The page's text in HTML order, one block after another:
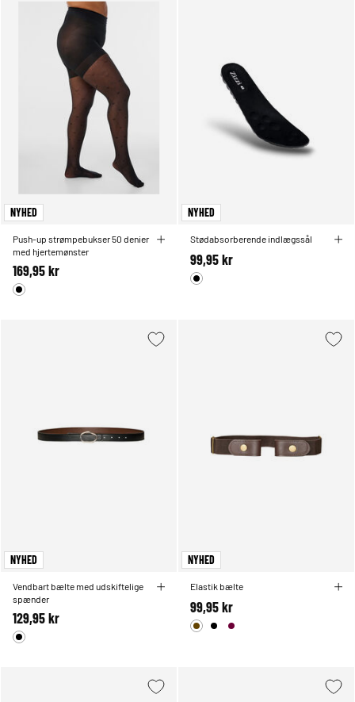
NYHED
Push-up strømpebukser 50 denier
med hjertemønster
169,95 kr
NYHED
Stødabsorberende indlægssål
99,95 kr
NYHED
Vendbart bælte med udskiftelige
spænder
129,95 kr
NYHED
Elastik bælte
99,95 kr